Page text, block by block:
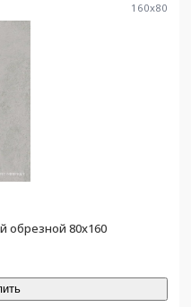
160x80
обрезной 80x160